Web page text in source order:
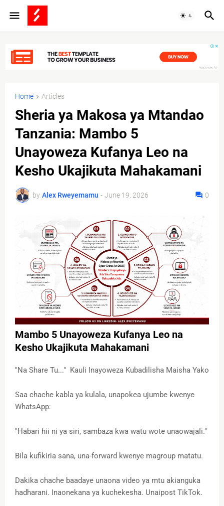
Home Articles
Sheria ya Makosa ya Mtandao
Tanzania: Mambo 5
Unayoweza Kufanya Leo na
Kesho Ukajikuta Mahakamani
by Alex Rweyemamu - June 19, 2026 0
Mambo 5 Unayoweza Kufanya Leo na
Kesho Ukajikuta Mahakamani
"Na Share Tu..." Kauli Inayoweza Kubadilisha Maisha Yako
Saa chache kabla ya kulala, unapokea ujumbe kwenye
WhatsApp:
"Habari hii ni ya siri, sambaza kwa watu wote unaowajali."
Bila kufikiria sana, una-forward kwenye magroup matatu.
Dakika chache baadaye unaona video ya mtu akianguka
hadharani. Inaonekana ya kuchekesha. Unaipost TikTok.